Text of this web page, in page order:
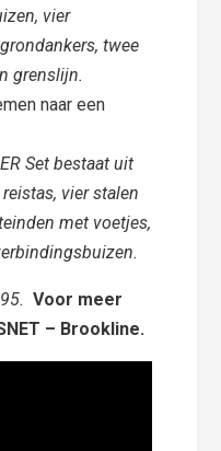
vier
twee
grenslijn.
naar een
Set bestaat uit
vier stalen
met voetjes,
Voor meer
– Brookline.